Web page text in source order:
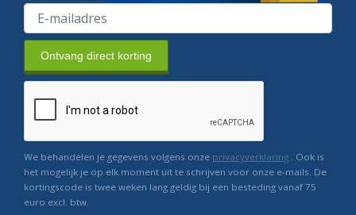
Ontvang direct korting
We behandelen je gegevens volgens onze privacyverklaring . Ook is
het mogelijk je op elk moment uit te schrijven voor onze e-mails. De
kortingscode is twee weken lang geldig bij een besteding vanaf 75
euro excl. btw.